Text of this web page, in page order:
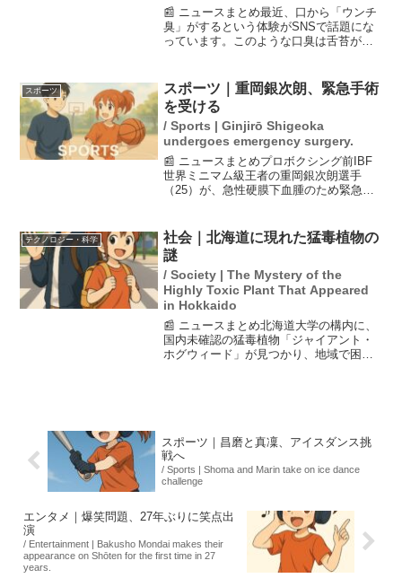
📰 ニュースまとめ最近、口から「ウンチ
臭」がするという体験がSNSで話題にな
っています。このような口臭は舌苔が原
は警告しています。口臭に悩む人は、正
しいケア方法を学び、...
スポーツ
スポーツ｜重岡銀次朗、緊急手術
を受ける
/ Sports | Ginjirō Shigeoka
undergoes emergency surgery.
📰 ニュースまとめプロボクシング前IBF
世界ミニマム級王者の重岡銀次朗選手
（25）が、急性硬膜下血腫のため緊急開
とを受けて行われたもので、選手は現在
麻酔で眠った状態。...
テクノロジー・科学
社会｜北海道に現れた猛毒植物の
謎
/ Society | The Mystery of the
Highly Toxic Plant That Appeared
in Hokkaido
📰 ニュースまとめ北海道大学の構内に、
国内未確認の猛毒植物「ジャイアント・
ホグウィード」が見つかり、地域で困惑
スポーツ｜昌磨と真凜、アイスダンス挑
戦へ
/ Sports | Shoma and Marin take on ice dance
challenge
エンタメ｜爆笑問題、27年ぶりに笑点出
演
/ Entertainment | Bakusho Mondai makes their
appearance on Shōten for the first time in 27
years.